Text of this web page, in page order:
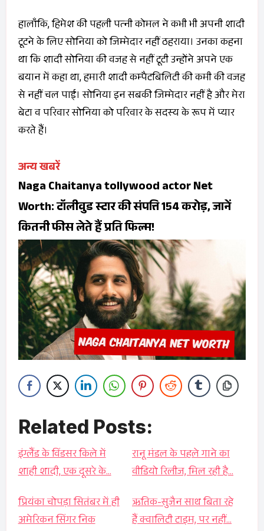
हालाँकि, हिमेश की पहली पत्‍नी कोमल ने कभी भी अपनी शादी
टूटने के लिए सोनिया को जिम्‍मेदार नहीं ठहराया। उनका कहना
था कि शादी सोनिया की वजह से नहीं टूटी उन्‍होंने अपने एक
बयान में कहा था, हमारी शादी कम्‍पैटबिलिटी की कमी की वजह
से नहीं चल पाई। सोनिया इन सबकी जिम्‍मेदार नहीं है और मेरा
बेटा व परिवार सोनिया को परिवार के सदस्‍य के रूप में प्‍यार
करते हैं।
अन्य खबरें
Naga Chaitanya tollywood actor Net
Worth: टॉलीवुड स्टार की संपत्ति 154 करोड़, जानें
कितनी फीस लेते हैं प्रति फिल्म!
Related Posts:
इंग्लैंड के विंडसर किले में
शाही शादी, एक दूसरे के…
रानू मंडल के पहले गाने का
वीडियो रिलीज, मिल रही है…
प्रियंका चोपड़ा सितंबर में ही
अमेरिकन सिंगर निक
ऋतिक-सुजैन साथ बिता रहे
हैं क्वालिटी टाइम, पर नहीं…